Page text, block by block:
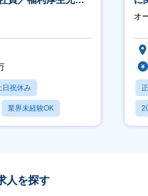
日祝休み
業界未経験OK
社
オ
人を探す